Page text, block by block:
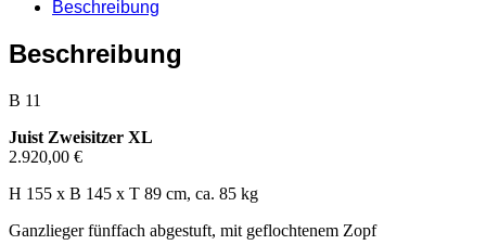
Beschreibung
Beschreibung
B 11
Juist Zweisitzer XL
2.920,00 €
H 155 x B 145 x T 89 cm, ca. 85 kg
Ganzlieger fünffach abgestuft, mit geflochtenem Zopf